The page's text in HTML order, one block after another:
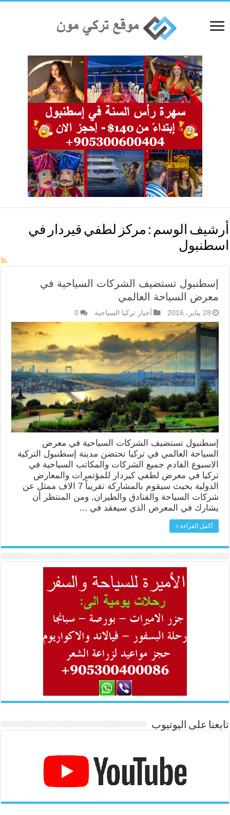
أرشيف الوسم : مركز لطفي قيردار في
اسطنبول
إسطنبول تستضيف الشركات السياحية في
معرض السياحة العالمي
28 يناير، 2016 أخبار تركيا السياحية 0
إسطنبول تستضيف الشركات السياحية في معرض
السياحة العالمي في تركيا تحتضن مدينة إسطنبول التركية
الاسبوع القادم جميع الشركات والمكاتب السياحية في
تركيا في معرض لطفي كيردار للمؤتمرات والمعارض
الدولية بحيث سيقوم بالمشاركة تقريباً 7 الاف ممثل عن
شركات السياحة والفنادق والطيران, ومن المنتظر أن
يشارك في المعرض الذي سيعقد في ...
أكمل القراءة »
تابعنا على اليوتيوب